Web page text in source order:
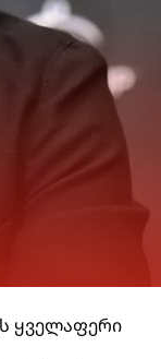
ყველაფერი